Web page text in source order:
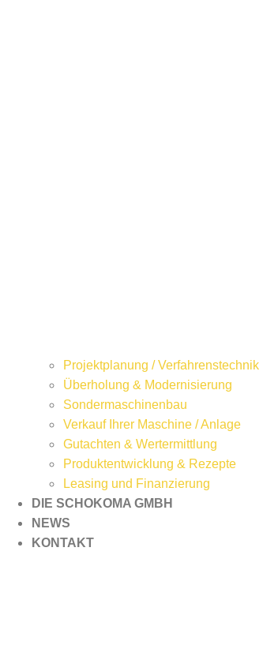
Projektplanung / Verfahrenstechnik
Überholung & Modernisierung
Sondermaschinenbau
Verkauf Ihrer Maschine / Anlage
Gutachten & Wertermittlung
Produktentwicklung & Rezepte
Leasing und Finanzierung
DIE SCHOKOMA GMBH
NEWS
KONTAKT